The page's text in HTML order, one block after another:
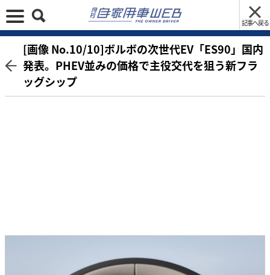
記事へ戻る
[画像 No.10/10]ボルボの次世代EV「ES90」国内
発表。PHEV並みの価格で主役交代を狙う新フラ
ッグシップ